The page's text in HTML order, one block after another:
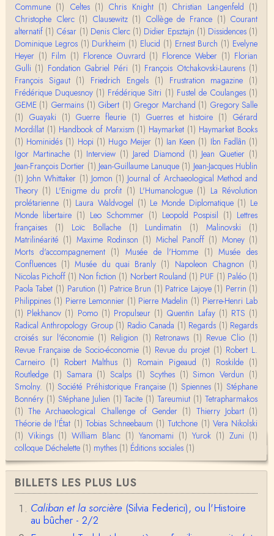
oi…
Christophe Darmangeat
Encore une fois, l'histoire de la hiérarchie ne me s
emble pas être le bon angle de discussion – …
Christophe Darmangeat
Évidemment, de toute façon c'est toujours de ma f
aute. ;-)
Damian
Merci de ta réponse ! Pour les pénis, c'est de cell
es qu'on écarte, car dans une société pat…
Yves Le Dantec
Affligeant, ce documentaire. Ca me fait me deman
der : est-ce que tenter de revoir l'histoire des…
Boudjemaa Sedira
Merci pour cet article méthodique. En effet, les "b
âtons-à-fouir" qu'on a pu trouver a…
Momo
BonjourCette question de la remise en cause de l'i
mage classique de sociétés vivant essentiellem…
Anonymous
Merci pour votre conférence au collège de France
sur les femmes préhistoriques et la chasse, très c
l…
Anonymous
Bonjour,Merci pour l'article.Vous dîtes : "Pourquoi,
en tant qu’êtres humains, devrions-nou…
Christophe Darmangeat
Envoyez moi un mail : cdarmangeat@gmail.com
anne hebrard
Bonjour, peut-on trouver maintenant le manuscrit d'Al
ain Testart de 2009, souvent cité ?
Claude Julien
Commune (1) Celtes (1) Chris Knight (1) Christian Langenfeld (1)
Christophe Clerc (1) Clausewitz (1) Collège de France (1) Courant
alternatif (1) César (1) Denis Clerc (1) Didier Epsztajn (1) Dissidences (1)
Dominique Legros (1) Durkheim (1) Elucid (1) Ernest Burch (1) Evelyne
Heyer (1) Film (1) Florence Ouvrard (1) Florence Weber (1) Florian
Gulli (1) Fondation Gabriel Péri (1) François Otchakovski-Laurens (1)
François Sigaut (1) Friedrich Engels (1) Frustration magazine (1)
Frédérique Duquesnoy (1) Frédérique Sitri (1) Fustel de Coulanges (1)
GEME (1) Germains (1) Gibert (1) Gregor Marchand (1) Gregory Salle
(1) Guayaki (1) Guerre fleurie (1) Guerres et histoire (1) Gérard
Mordillat (1) Handbook of Marxism (1) Haymarket (1) Haymarket Books
(1) Hominidés (1) Hopi (1) Hugo Meijer (1) Ian Keen (1) Ibn Fadlân (1)
Igor Martinache (1) Interview (1) Jared Diamond (1) Jean Quetier (1)
Jean-François Dortier (1) Jean-Guillaume Lanuque (1) Jean-Jacques Hublin
(1) John Whittaker (1) Jomon (1) Journal of Archaeological Method and
Theory (1) L'Enigme du profit (1) L'Humanologue (1) La Révolution
prolétarienne (1) Laura Waldvogel (1) Le Monde Diplomatique (1) Le
Monde libertaire (1) Leo Schommer (1) Leopold Pospisil (1) Lettres
françaises
(1) Loïc Bollache (1) Lundimatin (1) Malinovski
(1)
Matrilinéarité (1) Maxime Rodinson (1) Michel Panoff (1) Money (1)
Morts d'accompagnement (1) Musée de l'Homme (1) Musée des
Confluences (1) Musée du quai Branly (1) Napoleon Chagnon (1)
Nicolas Pichoff (1) Non fiction (1) Norbert Rouland (1) PUF (1) Paléo (1)
Paola Tabet (1) Parution (1) Patrice Brun (1) Patrice Lajoye (1) Perrin (1)
Philippines (1) Pierre Lemonnier (1) Pierre Madelin (1) Pierre-Henri Lab
(1) Plekhanov (1) Pomo (1) Propulseur (1) Quentin Lafay (1) RTS (1)
Radical Anthropology Group (1) Radio Canada (1) Regards (1) Regards
croisés sur l'économie (1) Religion (1) Retronaws (1) Revue Clio (1)
Revue Française de Socio-économie (1) Revue du projet (1) Robert L.
Carneiro (1) Robert Malthus (1) Romain Pigeaud (1) Roskilde (1)
Routledge (1) Samara (1) Scalps (1) Scythes (1) Simon Verdun (1)
Smolny. (1) Société Préhistorique Française (1) Spiennes (1) Stéphane
Bonnéry (1) Stéphane Julien (1) Tacite (1) Tareumiut (1) Tetrapharmakos
(1) The Archaeological Challenge of Gender (1) Thierry Jobart (1)
Théorie de l'État (1) Tobias Schneebaum (1) Tutchone (1) Vera Nikolski
(1) Vikings (1) William Blanc (1) Yanomami (1) Yurok (1) Zuni (1)
colloque Déchelette (1) mythes (1) Éditions sociales (1)
BILLETS LES PLUS LUS
Caliban et la sorcière(Silvia Federici), ou l'Histoire
au bûcher - 2/2